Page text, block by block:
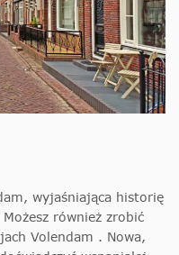
wyjaśniająca historię
również zrobić
Volendam . Nowa,